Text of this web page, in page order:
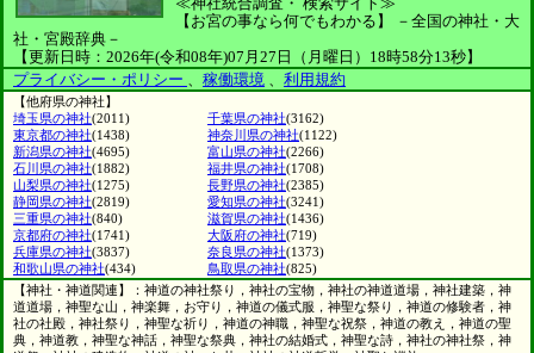
【お宮の事なら何でもわかる】
－全国の神社・大
社・宮殿辞典－
【更新日時：2026年(令和08年)07月27日（月曜日）18時58分13秒】
プライバシー・ポリシー
稼働環境 利用規約
【他府県の神社】
埼玉県の神社(2011) 千葉県の神社(3162)
東京都の神社(1438) 神奈川県の神社(1122)
新潟県の神社(4695) 富山県の神社(2266)
石川県の神社(1882) 福井県の神社(1708)
山梨県の神社(1275) 長野県の神社(2385)
静岡県の神社(2819) 愛知県の神社(3241)
三重県の神社(840) 滋賀県の神社(1436)
京都府の神社(1741) 大阪府の神社(719)
兵庫県の神社(3837) 奈良県の神社(1373)
和歌山県の神社(434) 鳥取県の神社(825)
【神社・神道関連】：神道の神社祭り，神社の宝物，神社の神道道場，神社建築，神
道道場，神聖な山，神楽舞，お守り，神道の儀式服，神聖な祭り，神道の修験者，神
社の社殿，神社祭り，神聖な祈り，神道の神職，神聖な祝祭，神道の教え，神道の聖
典，神道教，神聖な神話，神聖な祭典，神社の結婚式，神聖な詩，神社の神社祭，神